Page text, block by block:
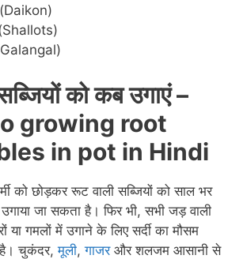
को कब उगाएं –
growing root
in pot in Hindi
को छोड़कर रूट वाली सब्जियों को साल भर
जा सकता है। फिर भी, सभी जड़ वाली
या गमलों में उगाने के लिए सर्दी का मौसम
है। चुकंदर,मूली,गाजरऔर शलजम आसानी से